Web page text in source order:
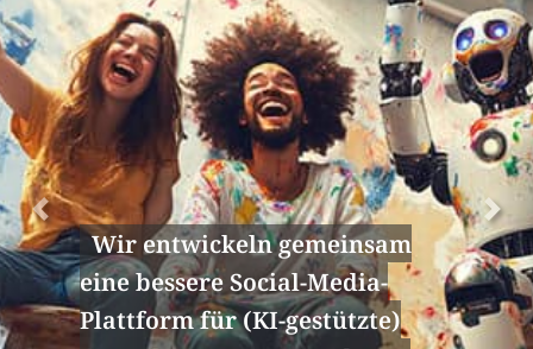
Fabulr – für alle deine
digitalisierten und digitalen
Comedy-Medien-Typen
Previous Next